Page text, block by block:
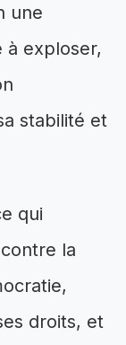
une
exploser,
stabilité et
qui
la
droits, et